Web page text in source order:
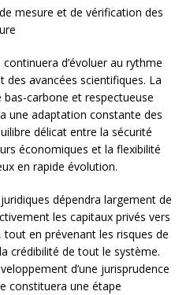
mesure et de vérification des
d’évoluer au rythme
avancées scientifiques. La
carbone et respectueuse
une adaptation constante des
délicat entre la sécurité
économiques et la flexibilité
en rapide évolution.
dépendra largement de
les capitaux privés vers
en prévenant les risques de
crédibilité de tout le système.
d’une jurisprudence
constituera une étape